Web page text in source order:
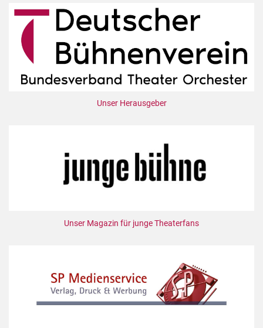
Unser Herausgeber
Unser Magazin für junge Theaterfans